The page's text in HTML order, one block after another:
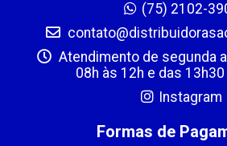
(75) 2102-
Atendimento de segunda
08h às 12h e das
Instagram
Formas de